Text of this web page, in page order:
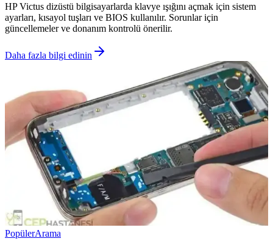
HP Victus dizüstü bilgisayarlarda klavye ışığını açmak için sistem
ayarları, kısayol tuşları ve BIOS kullanılır. Sorunlar için
güncellemeler ve donanım kontrolü önerilir.
Daha fazla bilgi edinin
PopülerArama